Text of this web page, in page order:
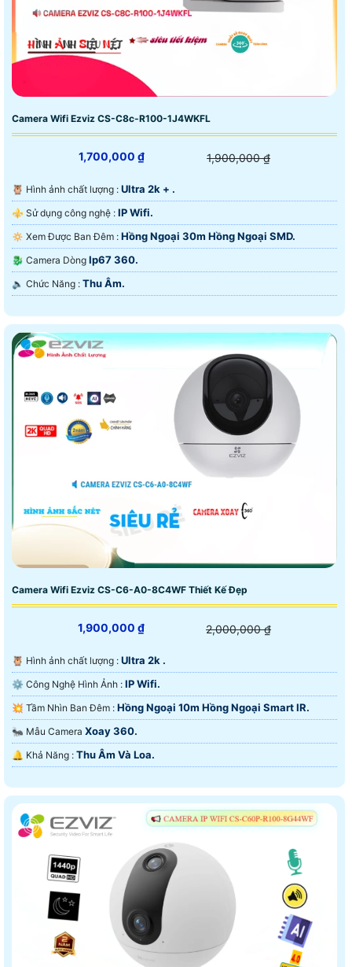
Camera Wifi Ezviz CS-C8c-R100-1J4WKFL
1,700,000 ₫ 1,900,000 ₫
🦉 Hình ảnh chất lượng : Ultra 2k + .
⚜️ Sử dụng công nghệ : IP Wifi.
🔅 Xem Được Ban Đêm : Hồng Ngoại 30m Hồng Ngoại SMD.
🐉️ Camera Dòng Ip67 360.
️🔈 Chức Năng : Thu Âm.
Camera Wifi Ezviz CS-C6-A0-8C4WF Thiết Kế Đẹp
1,900,000 ₫ 2,000,000 ₫
🦉 Hình ảnh chất lượng : Ultra 2k .
⚙ Công Nghệ Hình Ảnh : IP Wifi.
💥 Tầm Nhìn Ban Đêm : Hồng Ngoại 10m Hồng Ngoại Smart IR.
🐜 Mẫu Camera Xoay 360.
️🔔 Khả Năng : Thu Âm Và Loa.